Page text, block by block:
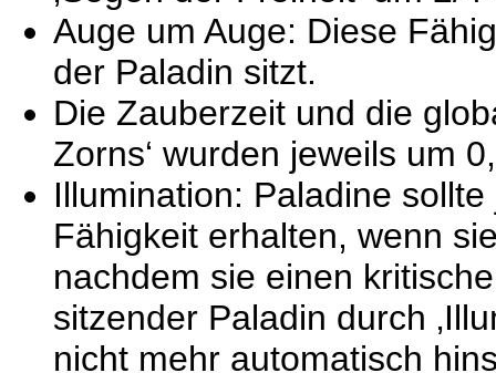
Auge um Auge: Diese
der Paladin sitzt.
Die Zauberzeit und die
Zorns‘ wurden jeweils um
Illumination: Paladine
Fähigkeit erhalten, wenn
nachdem sie einen
sitzender Paladin durch
nicht mehr automatisch